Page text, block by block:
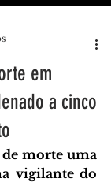
em
a cinco
morte uma
vigilante do